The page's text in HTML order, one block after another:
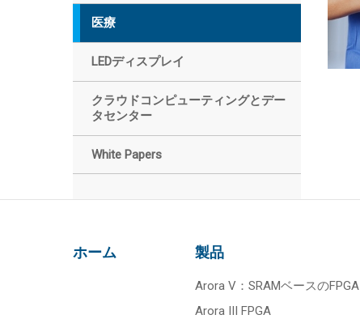
医療
LEDディスプレイ
クラウドコンピューティングとデー
タセンター
White Papers
ホーム 製品
Arora V：SRAMベースのFPGA
Arora III FPGA